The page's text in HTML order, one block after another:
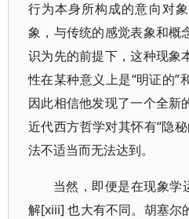
行为本身所构成的意向对
象，与传统的感觉表象和概
识为先的前提下，这种现象
性在某种意义上是“明证的”
因此相信他发现了一个全新
近代西方哲学对其怀有“隐
法不适当而无法达到。
当然，即便是在现象学
解[xiii] 也大有不同。胡塞尔